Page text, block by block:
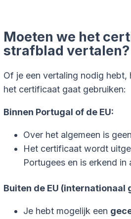
Moeten we het
strafblad vertalen?
Of je een vertaling nodig hebt,
het certificaat gaat gebruiken:
Binnen Portugal of de EU:
Over het algemeen is
Het certificaat wordt
Portugees en is erkend in
Buiten de EU (internationaal
Je hebt mogelijk een